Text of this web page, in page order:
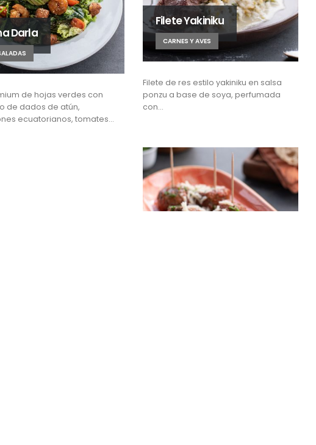
Filete Yakiniku
CARNES Y AVES
Filete de res estilo yakiniku en salsa
ponzu a base de soya, perfumada
con…
Darla
de hojas verdes con
de dados de atún,
ecuatorianos, tomates…